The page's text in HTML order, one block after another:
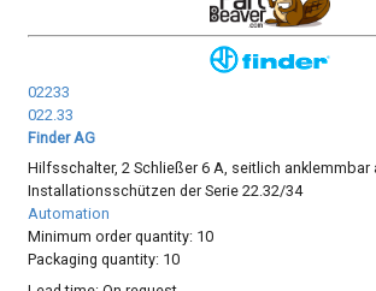
02233
022.33
Finder AG
Hilfsschalter, 2 Schließer 6 A, seitlich anklemmbar
Installationsschützen der Serie 22.32/34
Automation
Minimum order quantity: 10
Packaging quantity: 10